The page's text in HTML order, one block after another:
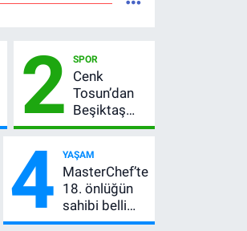
2 SPOR
Cenk
Tosun’dan
Beşiktaş
açıklaması:
asıl mesajı
satır
arasında
verdi
4 YAŞAM
MasterChef’te
18. önlüğün
sahibi belli
oldu! Ana